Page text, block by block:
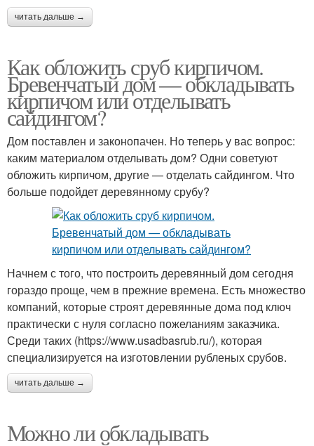
читать дальше →
Как обложить сруб кирпичом.
Бревенчатый дом — обкладывать
кирпичом или отделывать
сайдингом?
Дом поставлен и законопачен. Но теперь у вас вопрос:
каким материалом отделывать дом? Одни советуют
обложить кирпичом, другие — отделать сайдингом. Что
больше подойдет деревянному срубу?
Начнем с того, что построить деревянный дом сегодня
гораздо проще, чем в прежние времена. Есть множество
компаний, которые строят деревянные дома под ключ
практически с нуля согласно пожеланиям заказчика.
Среди таких (https://www.usadbasrub.ru/), которая
специализируется на изготовлении рубленых срубов.
читать дальше →
Можно ли обкладывать